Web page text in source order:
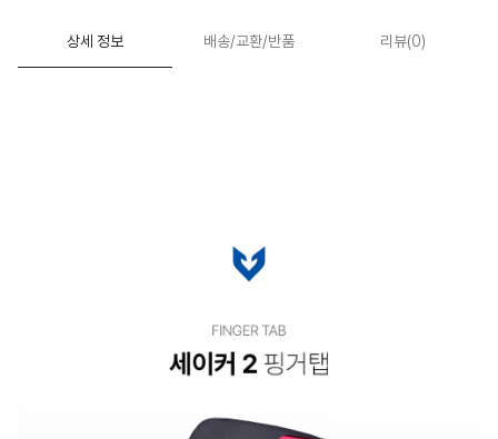
상세 정보 배송/교환/반품 리뷰(0)